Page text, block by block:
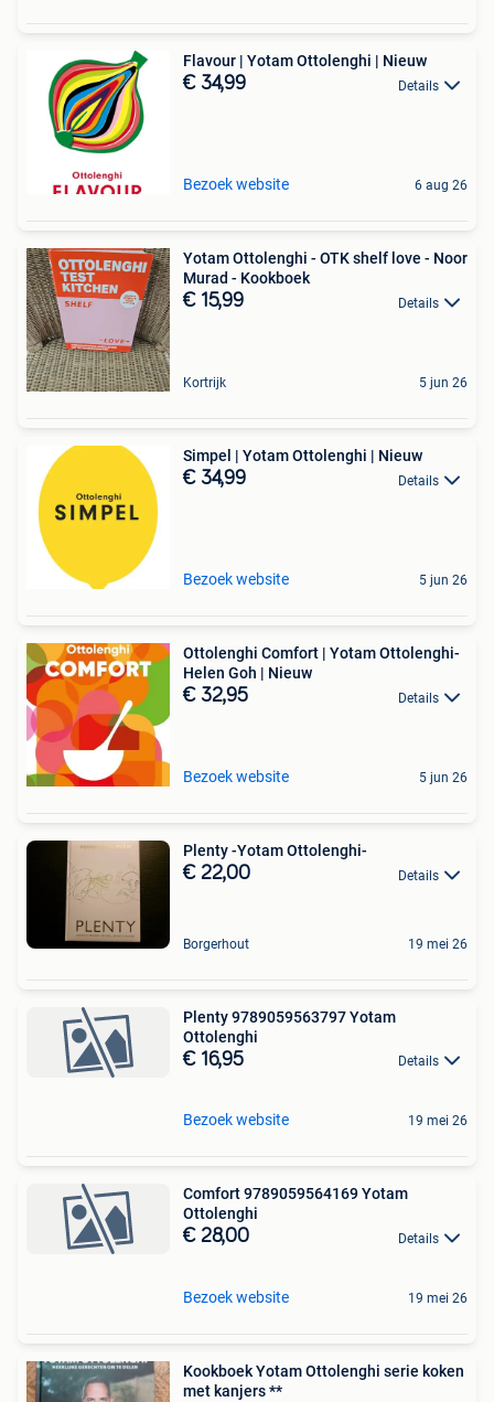
Flavour | Yotam Ottolenghi | Nieuw
€ 34,99 Details
Bezoek website 6 aug 26
Yotam Ottolenghi - OTK shelf love - Noor
Murad - Kookboek
€ 15,99 Details
Kortrijk 5 jun 26
Simpel | Yotam Ottolenghi | Nieuw
€ 34,99 Details
Bezoek website 5 jun 26
Ottolenghi Comfort | Yotam Ottolenghi-
Helen Goh | Nieuw
€ 32,95 Details
Bezoek website 5 jun 26
Plenty -Yotam Ottolenghi-
€ 22,00 Details
Borgerhout 19 mei 26
Plenty 9789059563797 Yotam
Ottolenghi
€ 16,95 Details
Bezoek website 19 mei 26
Comfort 9789059564169 Yotam
Ottolenghi
€ 28,00 Details
Bezoek website 19 mei 26
Kookboek Yotam Ottolenghi serie koken
met kanjers **